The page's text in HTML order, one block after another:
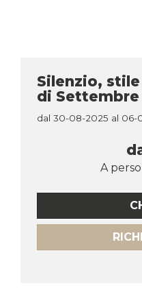
Silenzio,
di Settembre
dal 30-08-2025 al 06-
A